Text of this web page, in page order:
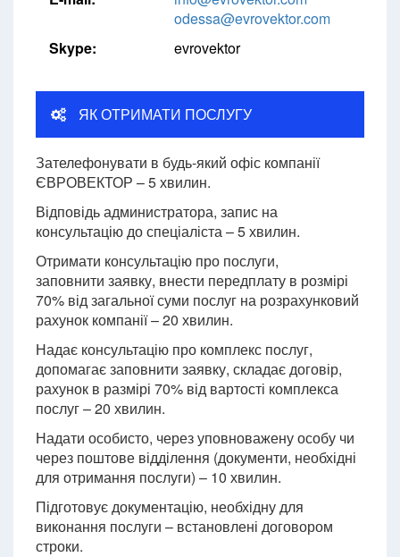
odessa@evrovektor.com
Skype:
evrovektor
ЯК ОТРИМАТИ ПОСЛУГУ
Зателефонувати в будь-який офіс компанії
ЄВРОВЕКТОР – 5 хвилин.
Відповідь администратора, запис на
консультацію до спеціаліста – 5 хвилин.
Отримати консультацію про послуги,
заповнити заявку, внести передплату в розмірі
70% від загальної суми послуг на розрахунковий
рахунок компанії – 20 хвилин.
Надає консультацію про комплекс послуг,
допомагає заповнити заявку, складає договір,
рахунок в размірі 70% від вартості комплекса
послуг – 20 хвилин.
Надати особисто, через уповноважену особу чи
через поштове відділення (документи, необхідні
для отримання послуги) – 10 хвилин.
Підготовує документацію, необхідну для
виконання послуги – встановлені договором
строки.